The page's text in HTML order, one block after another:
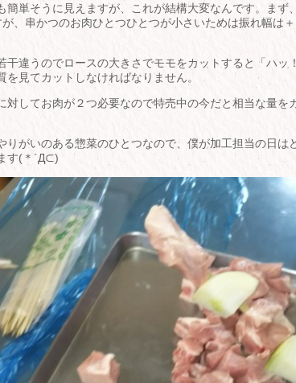
簡単そうに見えますが、これが結構大変なんです。まず
、串かつのお肉ひとつひとつが小さいためは振れ幅は
干違うのでロースの大きさでモモをカットすると「ハッ
を見てカットしなければなりません。
対してお肉が２つ必要なので特売中の今だと相当な量を
りがいのある惣菜のひとつなので、僕が加工担当の日は
す(＊´Д⊂)